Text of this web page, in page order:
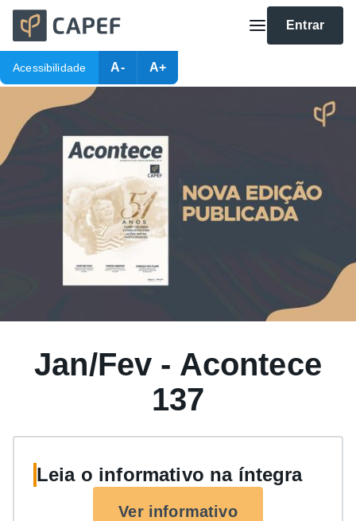
Entrar
Acessibilidade A- A+
Jan/Fev - Acontece
137
Leia o informativo na íntegra
Ver informativo